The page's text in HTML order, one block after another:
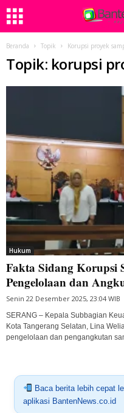
Beranda Topik Korupsi proyek
Topik: korupsi
Hukum
Fakta Sidang Korupsi
Pengelolaan dan
Senin 22 Desember 2025, 23:04 WIB
SERANG – Kepala Subbagian
Kota Tangerang Selatan, Lina
pengelolaan dan pengangkutan
Baca berita lebih cepat
aplikasi BantenNews.co.id